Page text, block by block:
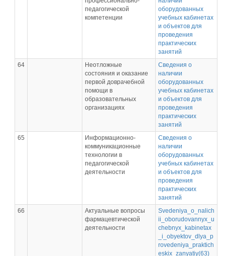
педагогической
компетенции
оборудованных
учебных кабинетах
и объектов для
проведения
практических
занятий
64
Неотложные
состояния и оказание
первой доврачебной
помощи в
образовательных
организациях
Сведения о
наличии
оборудованных
учебных кабинетах
и объектов для
проведения
практических
занятий
65
Информационно-
коммуникационные
технологии в
педагогической
деятельности
Сведения о
наличии
оборудованных
учебных кабинетах
и объектов для
проведения
практических
занятий
66
Актуальные вопросы
фармацевтической
деятельности
Svedeniya_o_nalich
ii_oborudovannyx_u
chebnyx_kabinetax
_i_obyektov_dlya_p
rovedeniya_praktich
eskix_zanyatiy(63)